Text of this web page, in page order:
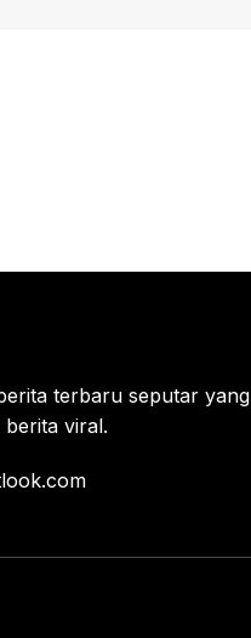
terbaru seputar
viral.